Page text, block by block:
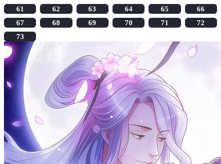
61
62 63 64 65
66
67
68 69 70 71
72
73